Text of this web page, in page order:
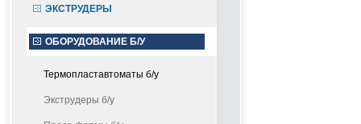
ЭКСТРУДЕРЫ
ОБОРУДОВАНИЕ Б/У
Термопластавтоматы б/у
Экструдеры б/у